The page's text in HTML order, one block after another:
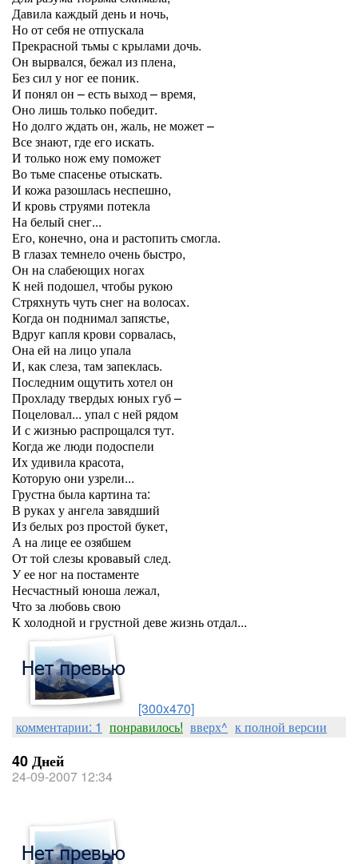
Давила каждый день и ночь,
Но от себя не отпускала
Прекрасной тьмы с крылами дочь.
Он вырвался, бежал из плена,
Без сил у ног ее поник.
И понял он – есть выход – время,
Оно лишь только победит.
Но долго ждать он, жаль, не может –
Все знают, где его искать.
И только нож ему поможет
Во тьме спасенье отыскать.
И кожа разошлась неспешно,
И кровь струями потекла
На белый снег...
Его, конечно, она и растопить смогла.
В глазах темнело очень быстро,
Он на слабеющих ногах
К ней подошел, чтобы рукою
Стряхнуть чуть снег на волосах.
Когда он поднимал запястье,
Вдруг капля крови сорвалась,
Она ей на лицо упала
И, как слеза, там запеклась.
Последним ощутить хотел он
Прохладу твердых юных губ –
Поцеловал... упал с ней рядом
И с жизнью распрощался тут.
Когда же люди подоспели
Их удивила красота,
Которую они узрели...
Грустна была картина та:
В руках у ангела завядший
Из белых роз простой букет,
А на лице ее озябшем
От той слезы кровавый след.
У ее ног на постаменте
Несчастный юноша лежал,
Что за любовь свою
К холодной и грустной деве жизнь отдал...
[300x470]
комментарии: 1 понравилось! вверх^ к полной версии
40 Дней
24-09-2007 12:34